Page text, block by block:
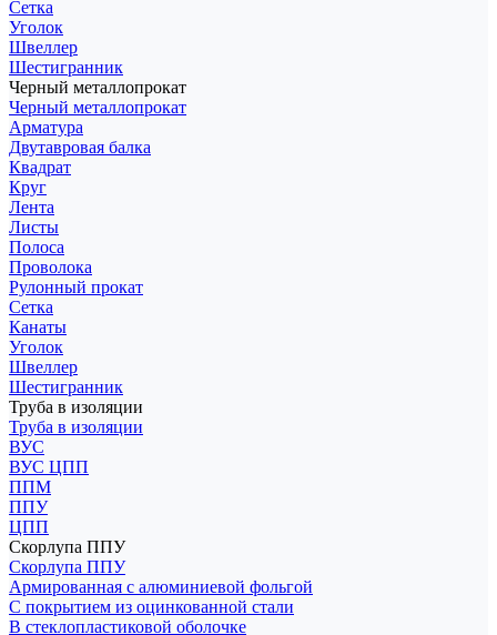
Сетка
Уголок
Швеллер
Шестигранник
Черный металлопрокат
Черный металлопрокат
Арматура
Двутавровая балка
Квадрат
Круг
Лента
Листы
Полоса
Проволока
Рулонный прокат
Сетка
Канаты
Уголок
Швеллер
Шестигранник
Труба в изоляции
Труба в изоляции
ВУС
ВУС ЦПП
ППМ
ППУ
ЦПП
Скорлупа ППУ
Скорлупа ППУ
Армированная с алюминиевой фольгой
С покрытием из оцинкованной стали
В стеклопластиковой оболочке